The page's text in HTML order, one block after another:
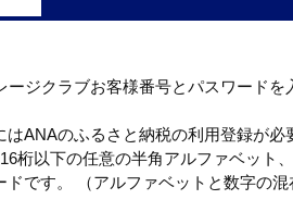
ージクラブお客様番号とパスワードを
はANAのふるさと納税の利用登録が必
桁以下の任意の半角アルファベット
ドです。 （アルファベットと数字の混